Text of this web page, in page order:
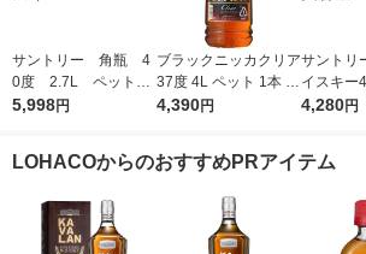
サントリー 角瓶 4
0度 2.7L ペット
1本 ウイスキー
5,998円
ブラックニッカクリア
37度 4L ペット 1本 ニ
ッカ ウイスキー
4,390円
サントリ
イスキー
度 業務
4,280円
LOHACOからのおすすめPRアイテム